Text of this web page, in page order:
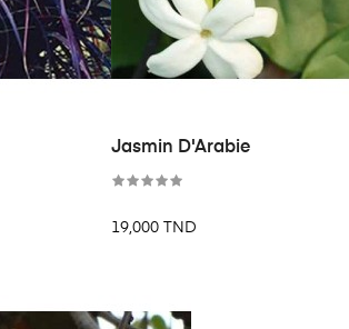
Jasmin D'Arabie
19,000 TND